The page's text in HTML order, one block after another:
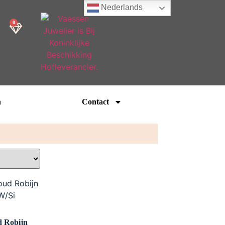
0
Contact
Robijn
Nederlands